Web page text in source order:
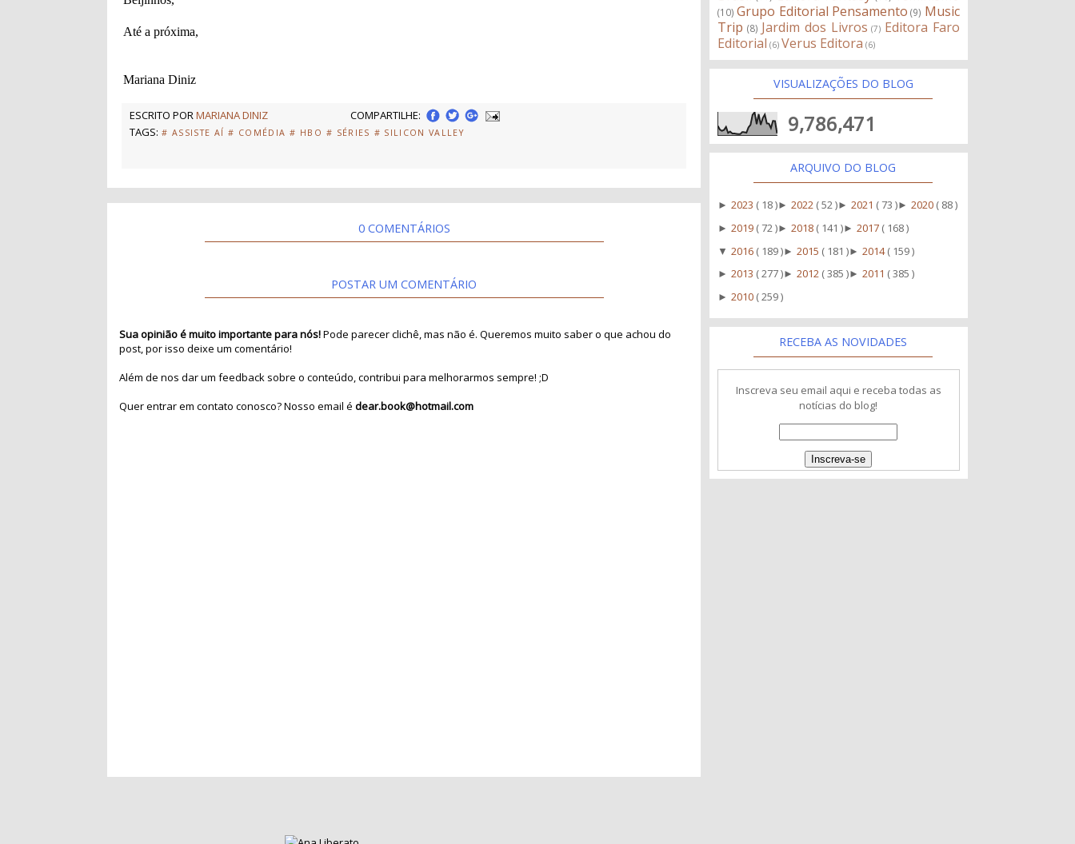
Até a próxima,
Mariana Diniz
ESCRITO PORMARIANA DINIZ
COMPARTILHE:
TAGS: # ASSISTE AÍ # COMÉDIA # HBO # SÉRIES # SILICON VALLEY
0 COMENTÁRIOS
POSTAR UM COMENTÁRIO
Sua opinião é muito importante para nós!Pode parecer clichê, mas não é. Queremos muito saber o que achou do
post, por isso deixe um comentário!
Além de nos dar um feedback sobre o conteúdo, contribui para melhorarmos sempre! ;D
Quer entrar em contato conosco? Nosso email édear.book@hotmail.com
(10) Grupo Editorial Pensamento (9) Music
Trip (8) Jardim dos Livros (7) Editora Faro
Editorial (6) Verus Editora (6)
VISUALIZAÇÕES DO BLOG
9,786,471
ARQUIVO DO BLOG
►2023 ( 18 )►2022 ( 52 )►2021 ( 73 )►2020 ( 88 )
►2019 ( 72 )►2018 ( 141 )►2017 ( 168 )
▼2016 ( 189 )►2015 ( 181 )►2014( 159 )
►2013 ( 277 )►2012 ( 385 )►2011 ( 385 )
►2010 ( 259 )
RECEBA AS NOVIDADES
Inscreva seu email aqui e receba todas as
notícias do blog!